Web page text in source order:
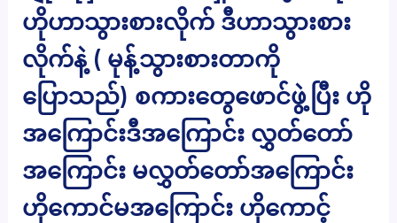
ဟိုဟာသွားစားလိုက် ဒီဟာသွားစား
လိုက်နဲ့ ( မုန့်သွားစားတာကို
ပြောသည်) စကားတွေဖောင်ဖွဲ့ပြီး ဟို
အကြောင်းဒီအကြောင်း လွှတ်တော်
အကြောင်း မလွှတ်တော်အကြောင်း
ဟိုကောင်မအကြောင်း ဟိုကောင့်